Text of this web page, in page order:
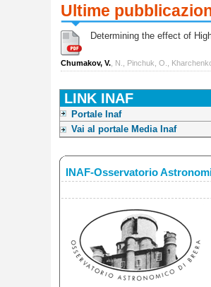
Ultime
Determining the effect of
Chumakov, V. , N., Pinchuk, O.,
LINK INAF
Portale Inaf
Vai al portale Media Inaf
INAF-Osservatorio